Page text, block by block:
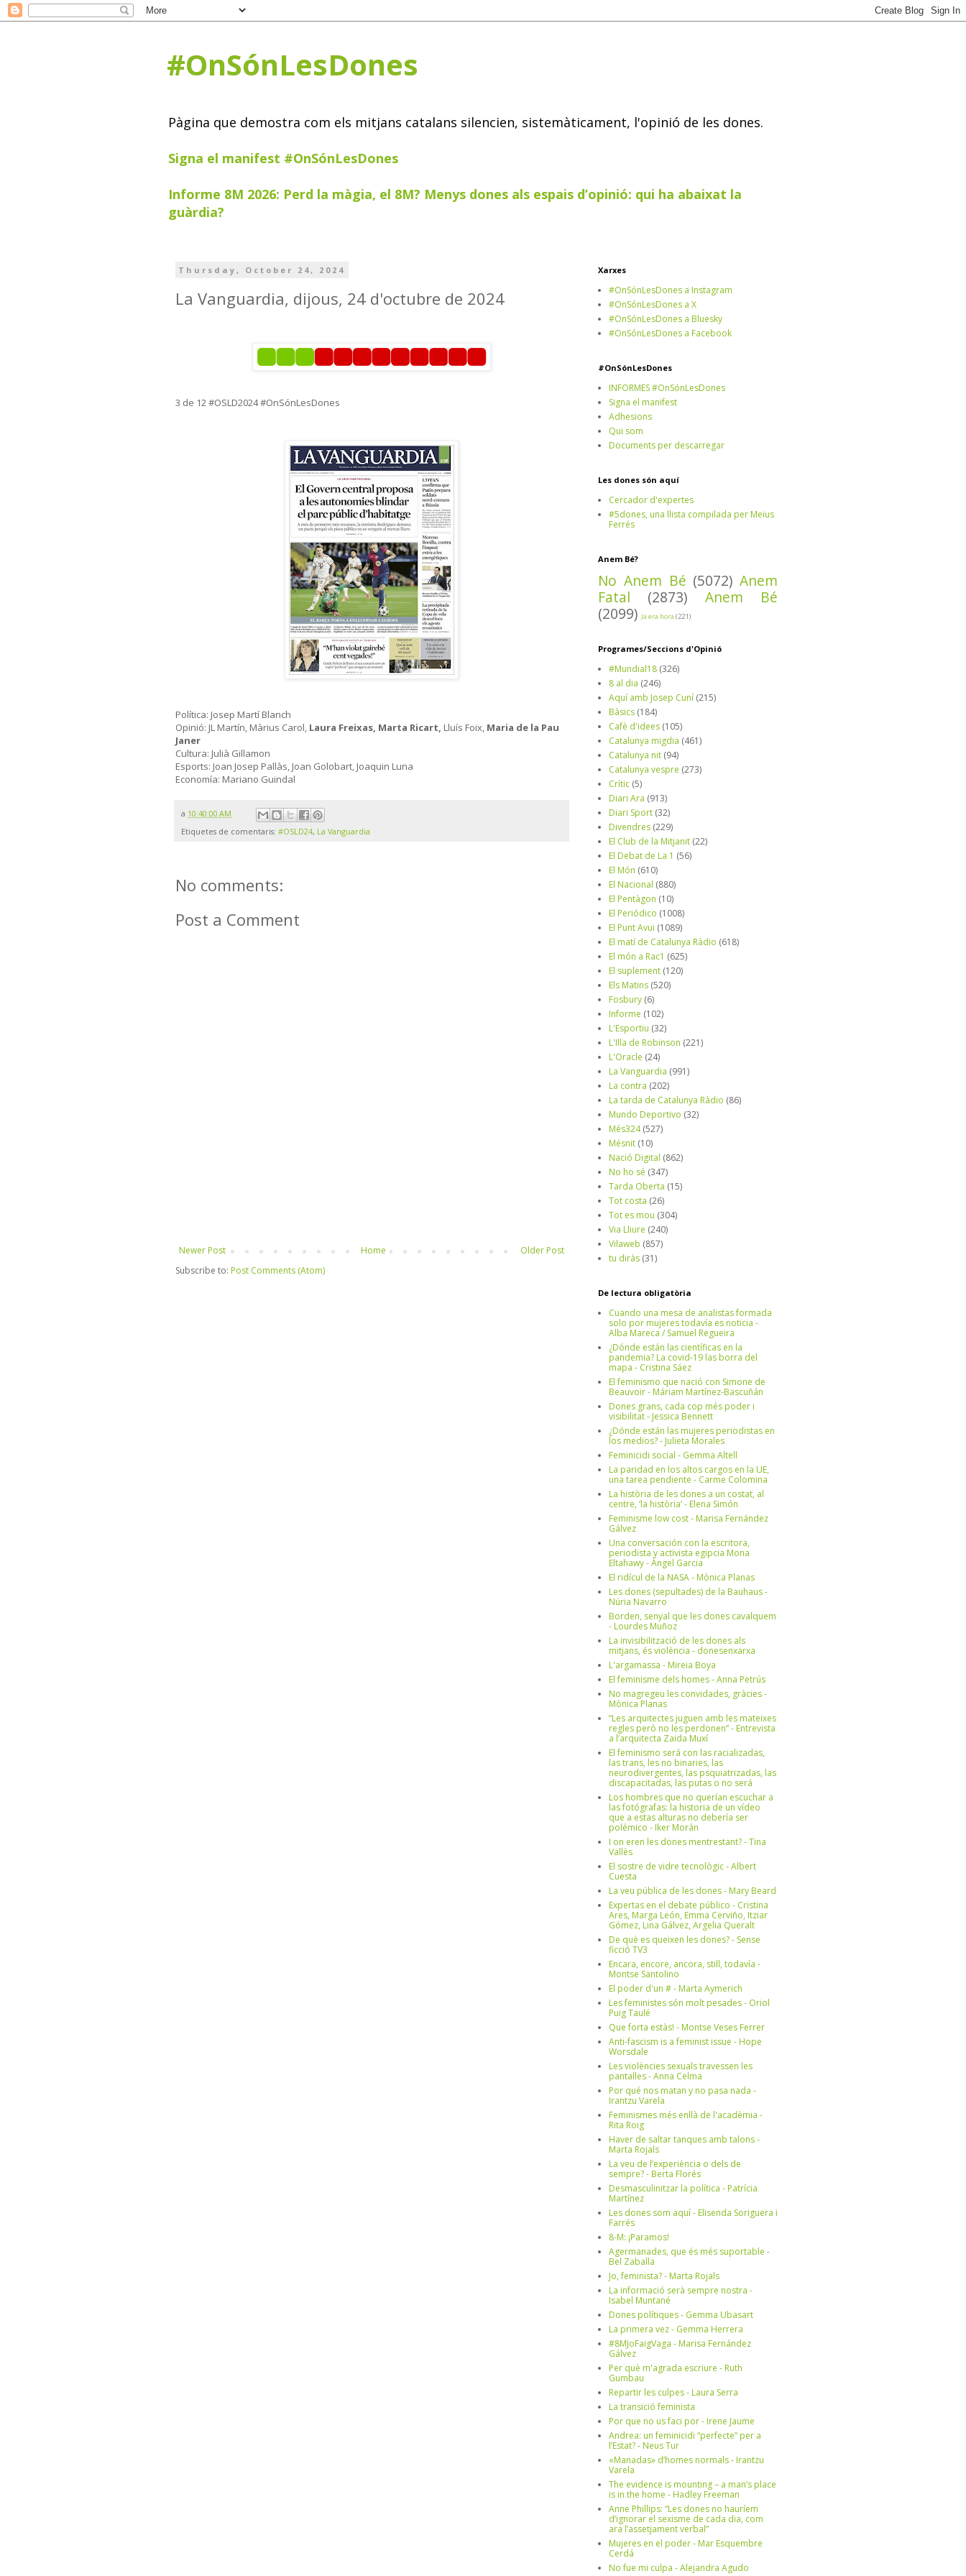
#OnSónLesDones
Pàgina que demostra com els mitjans catalans silencien, sistemàticament, l'opinió de les dones.
Signa el manifest #OnSónLesDones
Informe 8M 2026: Perd la màgia, el 8M? Menys dones als espais d’opinió: qui ha abaixat la
guàrdia?
Thursday, October 24, 2024
La Vanguardia, dijous, 24 d'octubre de 2024
3 de 12#OSLD2024 #OnSónLesDones
Política: Josep Martí Blanch
Opinió: JL Martín, Màrius Carol, Laura Freixas, Marta Ricart, Lluís Foix, Maria de la Pau
Janer
Cultura: Julià Gillamon
Esports: Joan Josep Pallàs, Joan Golobart, Joaquin Luna
Economía: Mariano Guindal
a 10:40:00 AM
Etiquetes de comentaris: #OSLD24, La Vanguardia
No comments:
Post a Comment
Newer Post Older Post
Home
Subscribe to: Post Comments (Atom)
Xarxes
#OnSónLesDones a Instagram
#OnSónLesDones a X
#OnSónLesDones a Bluesky
#OnSónLesDones a Facebook
#OnSónLesDones
INFORMES #OnSónLesDones
Signa el manifest
Adhesions
Qui som
Documents per descarregar
Les dones són aquí
Cercador d'expertes
#5dones, una llista compilada per Meius
Ferrés
Anem Bé?
No Anem Bé (5072) Anem
Fatal
(2873)
Anem Bé
(2099) Ja era hora (221)
Programes/Seccions d'Opinió
#Mundial18 (326)
8 al dia (246)
Aquí amb Josep Cuní (215)
Bàsics (184)
Cafè d'idees (105)
Catalunya migdia (461)
Catalunya nit (94)
Catalunya vespre (273)
Crític (5)
Diari Ara (913)
Diari Sport (32)
Divendres (229)
El Club de la Mitjanit (22)
El Debat de La 1 (56)
El Món (610)
El Nacional (880)
El Pentàgon (10)
El Periódico (1008)
El Punt Avui (1089)
El matí de Catalunya Ràdio (618)
El món a Rac1 (625)
El suplement (120)
Els Matins (520)
Fosbury (6)
Informe (102)
L'Esportiu (32)
L'Illa de Robinson (221)
L'Oracle (24)
La Vanguardia (991)
La contra (202)
La tarda de Catalunya Ràdio (86)
Mundo Deportivo (32)
Més324 (527)
Mésnit (10)
Nació Digital (862)
No ho sé (347)
Tarda Oberta (15)
Tot costa (26)
Tot es mou (304)
Via Lliure (240)
Vilaweb (857)
tu diràs (31)
De lectura obligatòria
Cuando una mesa de analistas formada
solo por mujeres todavía es noticia -
Alba Mareca / Samuel Regueira
¿Dónde están las científicas en la
pandemia? La covid-19 las borra del
mapa - Cristina Sáez
El feminismo que nació con Simone de
Beauvoir - Máriam Martínez-Bascuñán
Dones grans, cada cop més poder i
visibilitat - Jessica Bennett
¿Dónde están las mujeres periodistas en
los medios? - Julieta Morales
Feminicidi social - Gemma Altell
La paridad en los altos cargos en la UE,
una tarea pendiente - Carme Colomina
La història de les dones a un costat, al
centre, ‘la història’ - Elena Simón
Feminisme low cost - Marisa Fernández
Gálvez
Una conversación con la escritora,
periodista y activista egipcia Mona
Eltahawy - Àngel Garcia
El ridícul de la NASA - Mònica Planas
Les dones (sepultades) de la Bauhaus -
Núria Navarro
Borden, senyal que les dones cavalquem
- Lourdes Muñoz
La invisibilització de les dones als
mitjans, és violència - donesenxarxa
L'argamassa - Mireia Boya
El feminisme dels homes - Anna Petrús
No magregeu les convidades, gràcies -
Mònica Planas
“Les arquitectes juguen amb les mateixes
regles però no les perdonen” - Entrevista
a l’arquitecta Zaida Muxí
El feminismo será con las racializadas,
las trans, les no binaries, las
neurodivergentes, las psquiatrizadas, las
discapacitadas, las putas o no será
Los hombres que no querían escuchar a
las fotógrafas: la historia de un vídeo
que a estas alturas no debería ser
polémico - Iker Morán
I on eren les dones mentrestant? - Tina
Vallès
El sostre de vidre tecnològic - Albert
Cuesta
La veu pública de les dones - Mary Beard
Expertas en el debate público - Cristina
Ares, Marga León, Emma Cerviño, Itziar
Gómez, Lina Gálvez, Argelia Queralt
De què es queixen les dones? - Sense
ficció TV3
Encara, encore, ancora, still, todavía -
Montse Santolino
El poder d'un # - Marta Aymerich
Les feministes són molt pesades - Oriol
Puig Taulé
Que forta estàs! - Montse Veses Ferrer
Anti-fascism is a feminist issue - Hope
Worsdale
Les violències sexuals travessen les
pantalles - Anna Celma
Por qué nos matan y no pasa nada -
Irantzu Varela
Feminismes més enllà de l'acadèmia -
Rita Roig
Haver de saltar tanques amb talons -
Marta Rojals
La veu de l’experiència o dels de
sempre? - Berta Florés
Desmasculinitzar la política - Patrícia
Martínez
Les dones som aquí - Elisenda Soriguera i
Farrés
8-M: ¡Paramos!
Agermanades, que és més suportable -
Bel Zaballa
Jo, feminista? - Marta Rojals
La informació serà sempre nostra -
Isabel Muntané
Dones polítiques - Gemma Ubasart
La primera vez - Gemma Herrera
#8MJoFaigVaga - Marisa Fernández
Gálvez
Per què m'agrada escriure - Ruth
Gumbau
Repartir les culpes - Laura Serra
La transició feminista
Por que no us faci por - Irene Jaume
Andrea: un feminicidi “perfecte” per a
l’Estat? - Neus Tur
«Manadas» d’homes normals - Irantzu
Varela
The evidence is mounting – a man’s place
is in the home - Hadley Freeman
Anne Phillips: “Les dones no hauríem
d’ignorar el sexisme de cada dia, com
ara l’assetjament verbal”
Mujeres en el poder - Mar Esquembre
Cerdá
No fue mi culpa - Alejandra Agudo